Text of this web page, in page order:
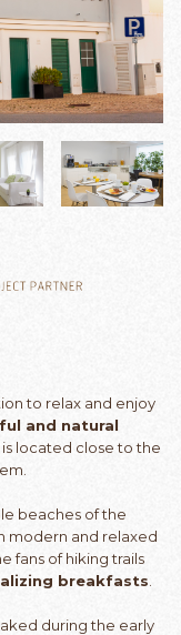
to relax and enjoy
and natural
is located close to the
beaches of the
modern and relaxed
fans of hiking trails
breakfasts
during the early